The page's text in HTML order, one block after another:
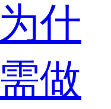
什
做